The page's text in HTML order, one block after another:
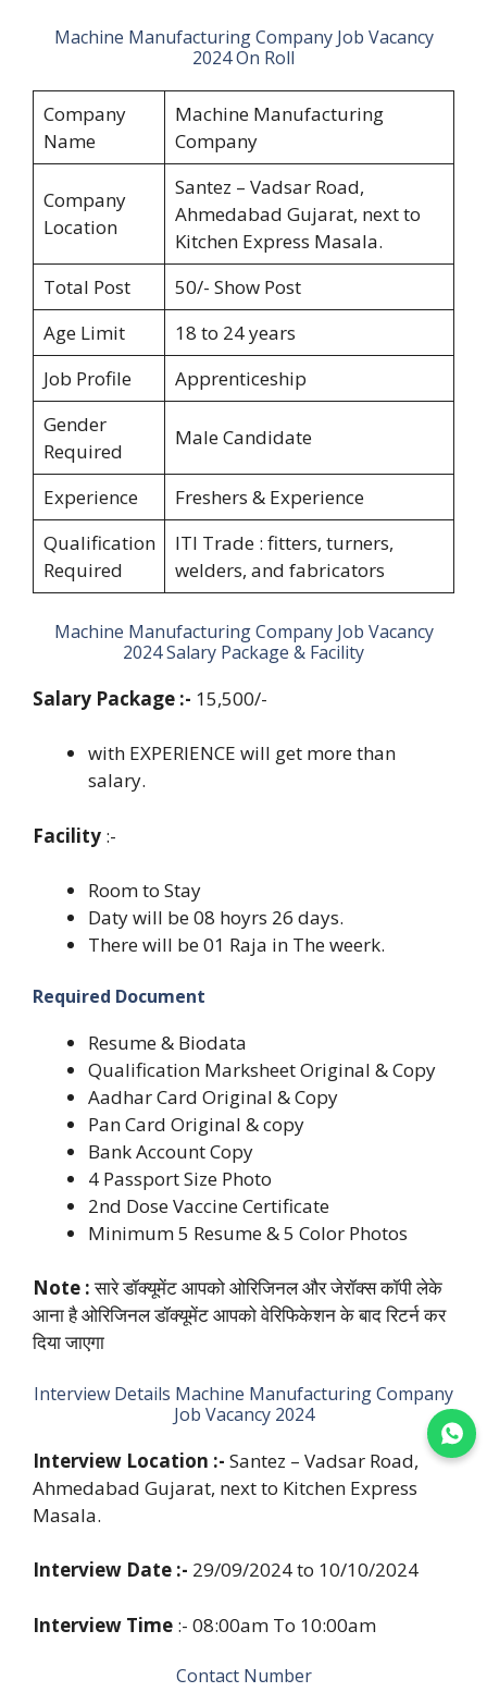
Machine Manufacturing Company Job Vacancy
2024 On Roll
Company
Name
Machine Manufacturing
Company
Company
Location
Santez – Vadsar Road,
Ahmedabad Gujarat, next to
Kitchen Express Masala.
Total Post
50/- Show Post
Age Limit
18 to 24 years
Job Profile
Apprenticeship
Gender
Required
Male Candidate
Experience
Freshers & Experience
Qualification
Required
ITI Trade : fitters, turners,
welders, and fabricators
Machine Manufacturing Company Job Vacancy
2024 Salary Package & Facility
Salary Package :- 15,500/-
with EXPERIENCE will get more than
salary.
Facility :-
Room to Stay
Daty will be 08 hoyrs 26 days.
There will be 01 Raja in The weerk.
Required Document
Resume & Biodata
Qualification Marksheet Original & Copy
Aadhar Card Original & Copy
Pan Card Original & copy
Bank Account Copy
4 Passport Size Photo
2nd Dose Vaccine Certificate
Minimum 5 Resume & 5 Color Photos
Note :सारे डॉक्यूमेंट आपको ओरिजिनल और जेरॉक्स कॉपी लेके
आना है ओरिजिनल डॉक्यूमेंट आपको वेरिफिकेशन के बाद रिटर्न कर
दिया जाएगा
Interview Details Machine Manufacturing Company
Job Vacancy 2024
Interview Location :- Santez – Vadsar Road,
Ahmedabad Gujarat, next to Kitchen Express
Masala.
Interview Date :- 29/09/2024 to 10/10/2024
Interview Time :- 08:00am To 10:00am
Contact Number